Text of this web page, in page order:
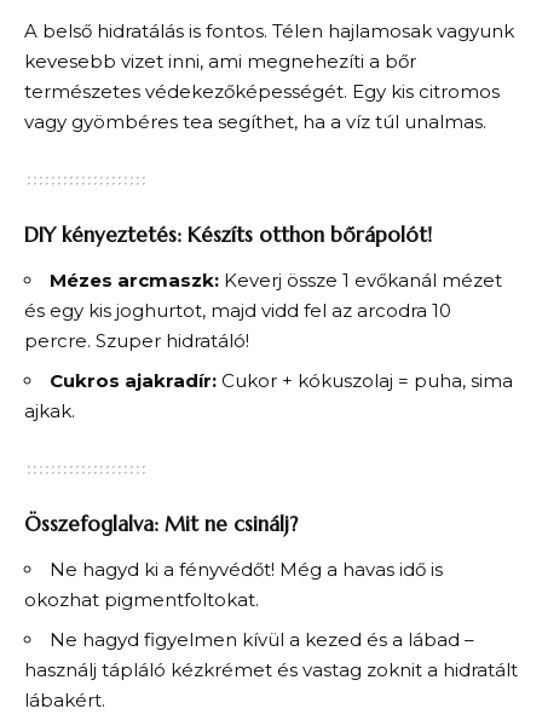
A belső hidratálás is fontos. Télen hajlamosak vagyunk
kevesebb vizet inni, ami megnehezíti a bőr
természetes védekezőképességét. Egy kis citromos
vagy gyömbéres tea segíthet, ha a víz túl unalmas.
DIY kényeztetés: Készíts otthon bőrápolót!
Mézes arcmaszk: Keverj össze 1 evőkanál mézet
és egy kis joghurtot, majd vidd fel az arcodra 10
percre. Szuper hidratáló!
Cukros ajakradír: Cukor + kókuszolaj = puha, sima
ajkak.
Összefoglalva: Mit ne csinálj?
Ne hagyd ki a fényvédőt! Még a havas idő is
okozhat pigmentfoltokat.
Ne hagyd figyelmen kívül a kezed és a lábad –
használj tápláló kézkrémet és vastag zoknit a hidratált
lábakért.